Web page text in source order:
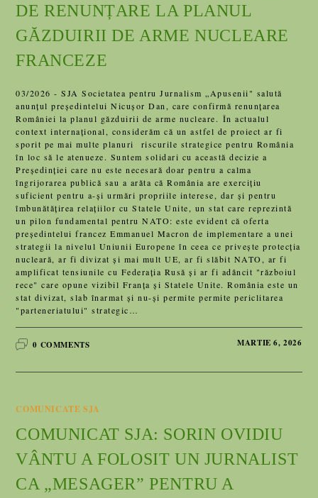
DE RENUNȚARE LA PLANUL
GĂZDUIRII DE ARME NUCLEARE
FRANCEZE
03/2026 - SJA Societatea pentru Jurnalism „Apusenii" salută
anunțul președintelui Nicușor Dan, care confirmă renunțarea
României la planul găzduirii de arme nucleare. În actualul
context internațional, considerăm că un astfel de proiect ar fi
sporit pe mai multe planuri riscurile strategice pentru România
în loc să le atenueze. Suntem solidari cu această decizie a
Președinției care nu este necesară doar pentru a calma
îngrijorarea publică sau a arăta că România are exercițiu
suficient pentru a-și urmări propriile interese, dar și pentru
îmbunătățirea relațiilor cu Statele Unite, un stat care reprezintă
un pilon fundamental pentru NATO: este evident că oferta
președintelui francez Emmanuel Macron de implementare a unei
strategii la nivelul Uniunii Europene în ceea ce privește protecția
nucleară, ar fi divizat și mai mult UE, ar fi slăbit NATO, ar fi
amplificat tensiunile cu Federația Rusă și ar fi adâncit "războiul
rece" care opune vizibil Franța și Statele Unite. România este un
stat divizat, slab înarmat și nu-și permite permite periclitarea
"parteneriatului" strategic…
0 COMMENTS MARTIE 6, 2026
COMUNICATE SJA
COMUNICAT SJA: SORIN OVIDIU
VÂNTU A FOLOSIT UN JURNALIST
CA „MESAGER” PENTRU A